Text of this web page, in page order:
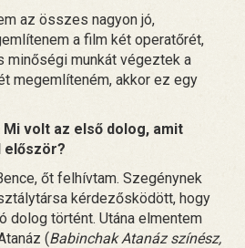
az összes nagyon jó,
a film két operatőrét,
minőségi munkát végeztek a
megemlíteném, akkor ez egy
volt az első dolog, amit
először?
őt felhívtam. Szegénynek
kérdezősködött, hogy
dolog történt. Utána elmentem
(Babinchak Atanáz színész,